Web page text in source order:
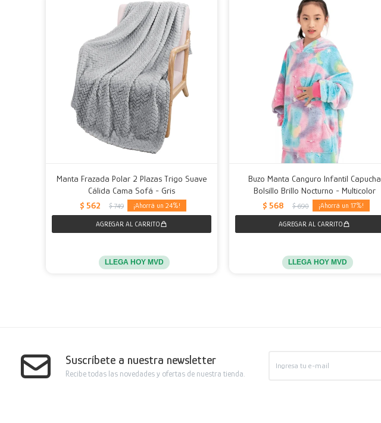
Manta Frazada Polar 2 Plazas Trigo Suave
Cálida Cama Sofá - Gris
$ 562 $ 749 24
LLEGA HOY MVD
Buzo Manta Canguro Infantil Capucha
Bolsillo Brillo Nocturno - Multicolor
$ 568 $ 690 17
LLEGA HOY MVD
Suscríbete a nuestra newsletter
Recibe todas las novedades y ofertas de nuestra tienda.